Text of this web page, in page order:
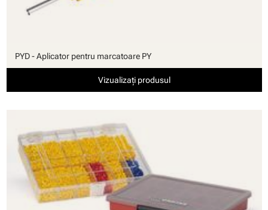
PYD - Aplicator pentru marcatoare PY
Vizualizați produsul